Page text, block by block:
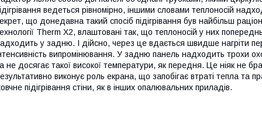
ведеться рівномірно, іншими словами теплоносій
що донедавна такий спосіб підігрівання був найбільш
Therm X2, влаштовані так, що теплоносій у них
у задню. І дійсно, через це вдається швидше нагріти
випромінювання. У задню панель надходить трохи
не досягає такої високої температури, як передня. Це ніяк не
виконує роль екрана, що запобігає втраті тепла та
підігрівання стіни, як в інших опалювальних приладів.